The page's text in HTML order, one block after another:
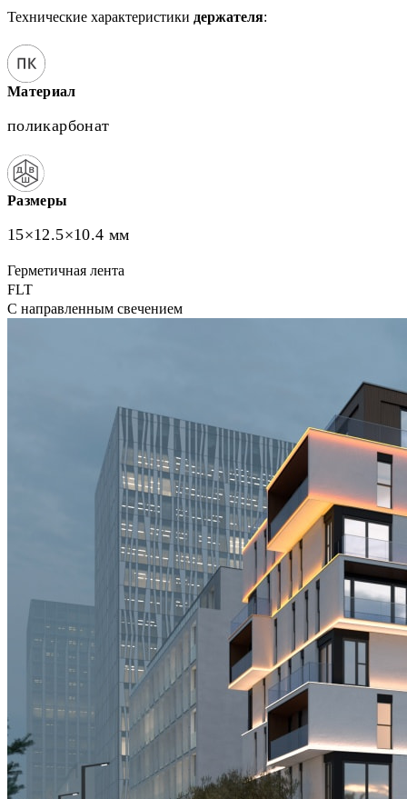
Технические характеристики держателя:
Материал
поликарбонат
Размеры
15×12.5×10.4 мм
Герметичная лента
FLT
С направленным свечением